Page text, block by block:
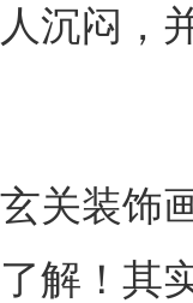
人沉闷，
玄关装饰
了解！其